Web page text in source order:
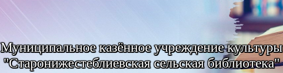
Муниципальное казённое учреждение культуры
"Старонижестеблиевская сельская библиотека"